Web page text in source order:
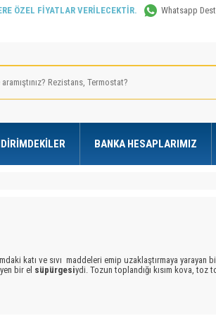
ÖZEL FİYATLAR VERİLECEKTİR. Whatsapp
BANKA HESAPLARIMIZ
katı ve sıvı maddeleri emip uzaklaştırmaya yarayan
birel süpürgesiydi. Tozun toplandığı kısım kova,